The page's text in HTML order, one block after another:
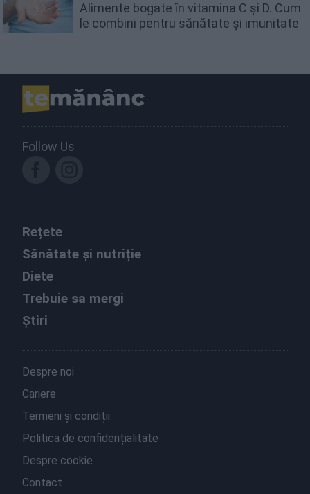
Alimente bogate în vitamina C și D. Cum
le combini pentru sănătate și imunitate
Follow Us
Rețete
Sănătate și nutriție
Diete
Trebuie sa mergi
Știri
Despre noi
Cariere
Termeni și condiții
Politica de confidențialitate
Despre cookie
Contact